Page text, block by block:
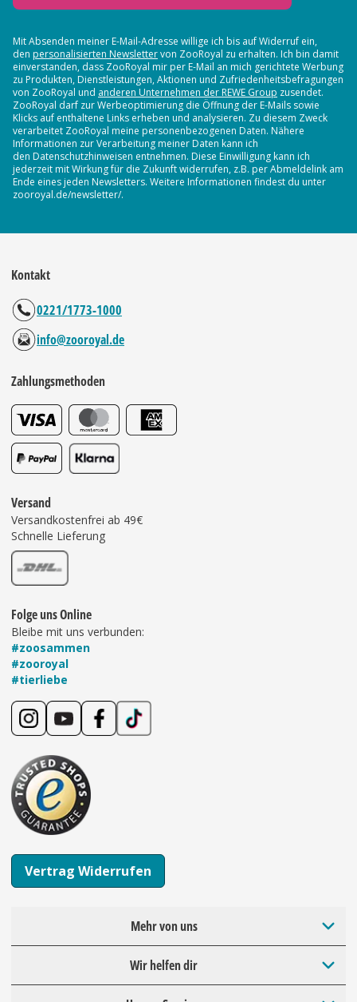
Mit Absenden meiner E-Mail-Adresse willige ich bis auf Widerruf ein,
den personalisierten Newslettervon ZooRoyal zu erhalten. Ich bin damit
einverstanden, dass ZooRoyal mir per E-Mail an mich gerichtete Werbung
zu Produkten, Dienstleistungen, Aktionen und Zufriedenheitsbefragungen
von ZooRoyal und anderen Unternehmen der REWE Group zusendet.
ZooRoyal darf zur Werbeoptimierung die Öffnung der E-Mails sowie
Klicks auf enthaltene Links erheben und analysieren. Zu diesem Zweck
verarbeitet ZooRoyal meine personenbezogenen Daten. Nähere
Informationen zur Verarbeitung meiner Daten kann ich
den Datenschutzhinweisen entnehmen. Diese Einwilligung kann ich
jederzeit mit Wirkung für die Zukunft widerrufen, z.B. per Abmeldelink am
Ende eines jeden Newsletters. Weitere Informationen findest du unter
zooroyal.de/newsletter/.
Kontakt
0221/1773-1000
info@zooroyal.de
Zahlungsmethoden
Versand
Versandkostenfrei ab 49€
Schnelle Lieferung
Folge uns Online
Bleibe mit uns verbunden:
#zoosammen
#zooroyal
#tierliebe
Vertrag Widerrufen
Mehr von uns
Wir helfen dir